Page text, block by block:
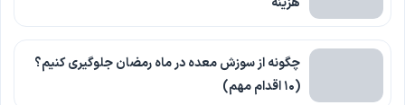
چگونه از سوزش معده در ماه رمضان جلوگیری کنیم؟
(۱۰ اقدام مهم)